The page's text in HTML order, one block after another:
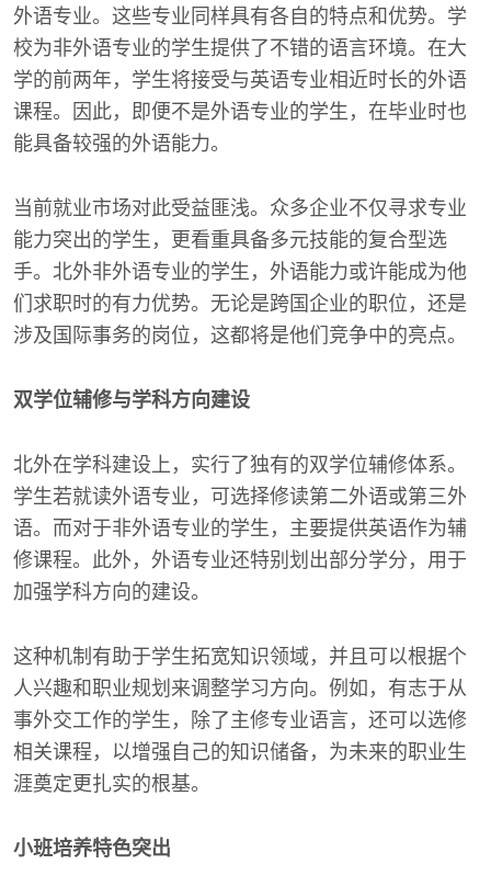
外语专业。这些专业同样具有各自的特点和优势。学
校为非外语专业的学生提供了不错的语言环境。在大
学的前两年，学生将接受与英语专业相近时长的外语
课程。因此，即便不是外语专业的学生，在毕业时也
能具备较强的外语能力。
当前就业市场对此受益匪浅。众多企业不仅寻求专业
能力突出的学生，更看重具备多元技能的复合型选
手。北外非外语专业的学生，外语能力或许能成为他
们求职时的有力优势。无论是跨国企业的职位，还是
涉及国际事务的岗位，这都将是他们竞争中的亮点。
双学位辅修与学科方向建设
北外在学科建设上，实行了独有的双学位辅修体系。
学生若就读外语专业，可选择修读第二外语或第三外
语。而对于非外语专业的学生，主要提供英语作为辅
修课程。此外，外语专业还特别划出部分学分，用于
加强学科方向的建设。
这种机制有助于学生拓宽知识领域，并且可以根据个
人兴趣和职业规划来调整学习方向。例如，有志于从
事外交工作的学生，除了主修专业语言，还可以选修
相关课程，以增强自己的知识储备，为未来的职业生
涯奠定更扎实的根基。
小班培养特色突出